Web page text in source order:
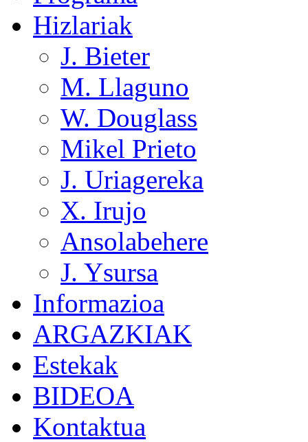
Hizlariak
J. Bieter
M. Llaguno
W. Douglass
Mikel Prieto
J. Uriagereka
X. Irujo
Ansolabehere
J. Ysursa
Informazioa
ARGAZKIAK
Estekak
BIDEOA
Kontaktua